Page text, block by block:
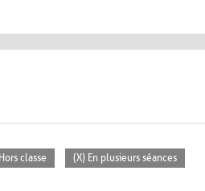
classe (X) En plusieurs séances